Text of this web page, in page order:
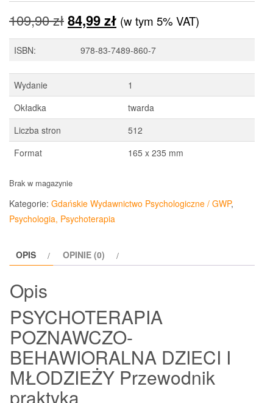
109,90złPierwotna
cena
84,99złAktualna
cena
84,99 zł.
(w tym 5% VAT)
ISBN: 978-83-7489-860-7
Wydanie
1
Okładka
twarda
Liczba stron
512
Format
165 x 235 mm
Brak w magazynie
Kategorie: Gdańskie Wydawnictwo Psychologiczne / GWP,
Psychologia, Psychoterapia
OPIS OPINIE (0)
Opis
PSYCHOTERAPIA
POZNAWCZO-
BEHAWIORALNA DZIECI I
MŁODZIEŻY Przewodnik
praktyka